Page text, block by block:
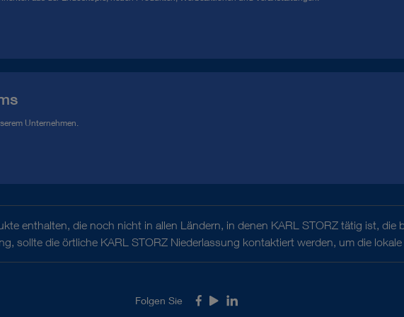
Unternehmen.
enthalten, die noch nicht in allen Ländern, in denen KARL STORZ tätig ist, die
sollte die örtliche KARL STORZ Niederlassung kontaktiert werden, um die
Folgen Sie Facebook
YoutubeLinkedIn